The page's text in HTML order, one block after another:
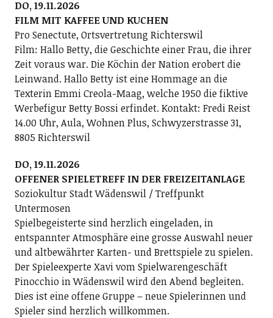
DO, 19.11.2026
FILM MIT KAFFEE UND KUCHEN
Pro Senectute, Ortsvertretung Richterswil
Film: Hallo Betty, die Geschichte einer Frau, die ihrer
Zeit voraus war. Die Köchin der Nation erobert die
Leinwand. Hallo Betty ist eine Hommage an die
Texterin Emmi Creola-Maag, welche 1950 die fiktive
Werbefigur Betty Bossi erfindet. Kontakt: Fredi Reist
14.00 Uhr, Aula, Wohnen Plus, Schwyzerstrasse 31,
8805 Richterswil
DO, 19.11.2026
OFFENER SPIELETREFF IN DER FREIZEITANLAGE
Soziokultur Stadt Wädenswil / Treffpunkt
Untermosen
Spielbegeisterte sind herzlich eingeladen, in
entspannter Atmosphäre eine grosse Auswahl neuer
und altbewährter Karten- und Brettspiele zu spielen.
Der Spieleexperte Xavi vom Spielwarengeschäft
Pinocchio in Wädenswil wird den Abend begleiten.
Dies ist eine offene Gruppe – neue Spielerinnen und
Spieler sind herzlich willkommen.